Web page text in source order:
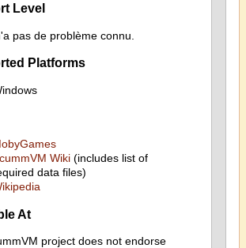
Level
pas de problème connu.
Platforms
Wiki(includes list of
data files)
At
project does not endorse